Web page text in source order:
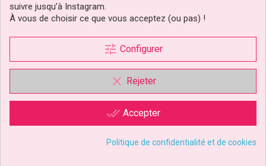
Kit Stamp Embosseur Fun
Fonts Cupcakes Et
Cookies...
Prix
23,99 €
Ajouter au panier
PickUpPad Rond Sweet
Stamp
Prix
14,90 €
Ajouter au panier
suivre jusqu’à Instagram.
À vous de choisir ce que vous acceptez (ou pas) !
tune Configurer
clear Rejeter
done_all Accepter
Politique de confidentialité et de cookies